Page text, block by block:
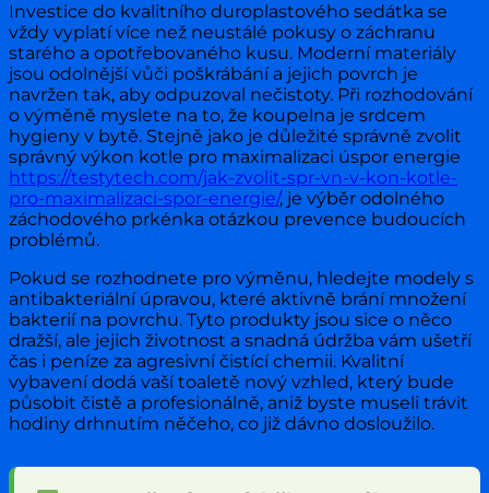
Investice do kvalitního duroplastového sedátka se
vždy vyplatí více než neustálé pokusy o záchranu
starého a opotřebovaného kusu. Moderní materiály
jsou odolnější vůči poškrábání a jejich povrch je
navržen tak, aby odpuzoval nečistoty. Při rozhodování
o výměně myslete na to, že koupelna je srdcem
hygieny v bytě. Stejně jako je důležité správně zvolit
správný výkon kotle pro maximalizaci úspor energie
https://testytech.com/jak-zvolit-spr-vn-v-kon-kotle-
pro-maximalizaci-spor-energie/, je výběr odolného
záchodového prkénka otázkou prevence budoucích
problémů.
Pokud se rozhodnete pro výměnu, hledejte modely s
antibakteriální úpravou, které aktivně brání množení
bakterií na povrchu. Tyto produkty jsou sice o něco
dražší, ale jejich životnost a snadná údržba vám ušetří
čas i peníze za agresivní čistící chemii. Kvalitní
vybavení dodá vaší toaletě nový vzhled, který bude
působit čistě a profesionálně, aniž byste museli trávit
hodiny drhnutím něčeho, co již dávno dosloužilo.